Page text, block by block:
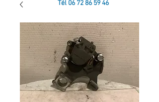
Tél 06 72 86 59 46